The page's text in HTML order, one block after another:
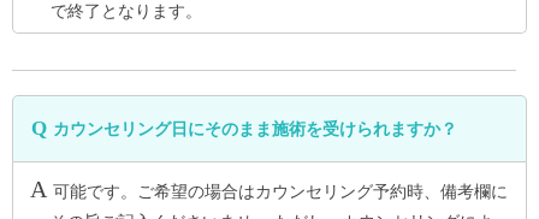
で終了となります。
カウンセリング日にそのまま施術を受けられますか？
可能です。ご希望の場合はカウンセリング予約時、備考欄に